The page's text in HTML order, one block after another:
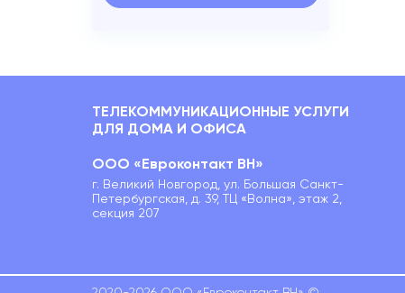
ТЕЛЕКОММУНИКАЦИОННЫЕ УСЛУГИ
ДЛЯ ДОМА И ОФИСА
ООО «Евроконтакт ВН»
г. Великий Новгород, ул. Большая Санкт-
Петербургская, д. 39, ТЦ «Волна», этаж 2,
секция 207